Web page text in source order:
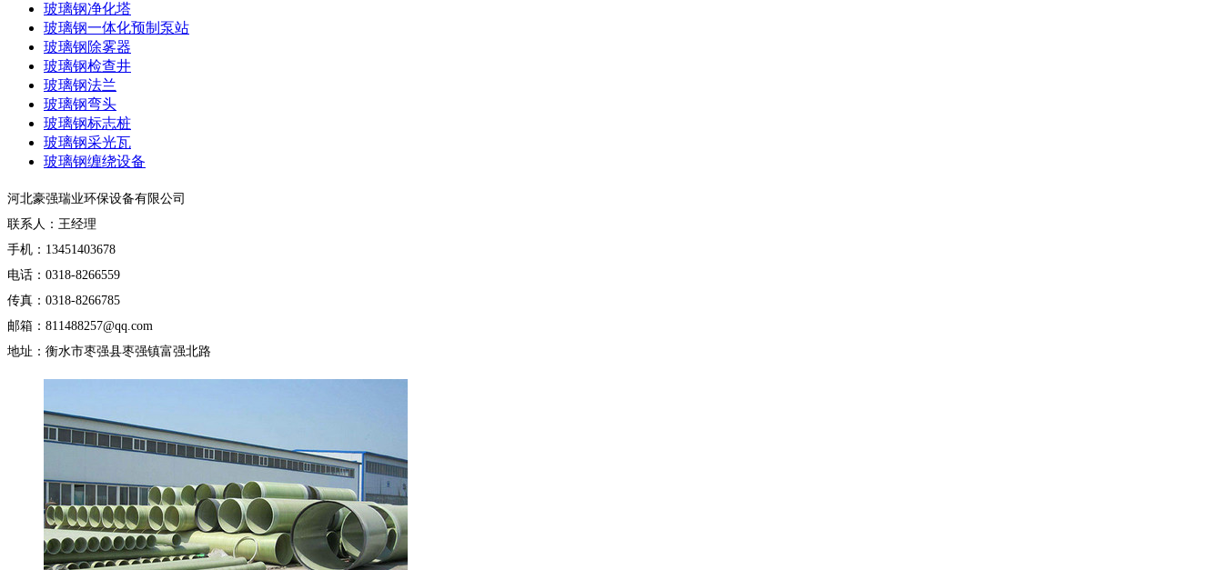
玻璃钢净化塔
玻璃钢一体化预制泵站
玻璃钢除雾器
玻璃钢检查井
玻璃钢法兰
玻璃钢弯头
玻璃钢标志桩
玻璃钢采光瓦
玻璃钢缠绕设备
河北豪强瑞业环保设备有限公司
联系人：王经理
手机：13451403678
电话：0318-8266559
传真：0318-8266785
邮箱：811488257@qq.com
地址：衡水市枣强县枣强镇富强北路